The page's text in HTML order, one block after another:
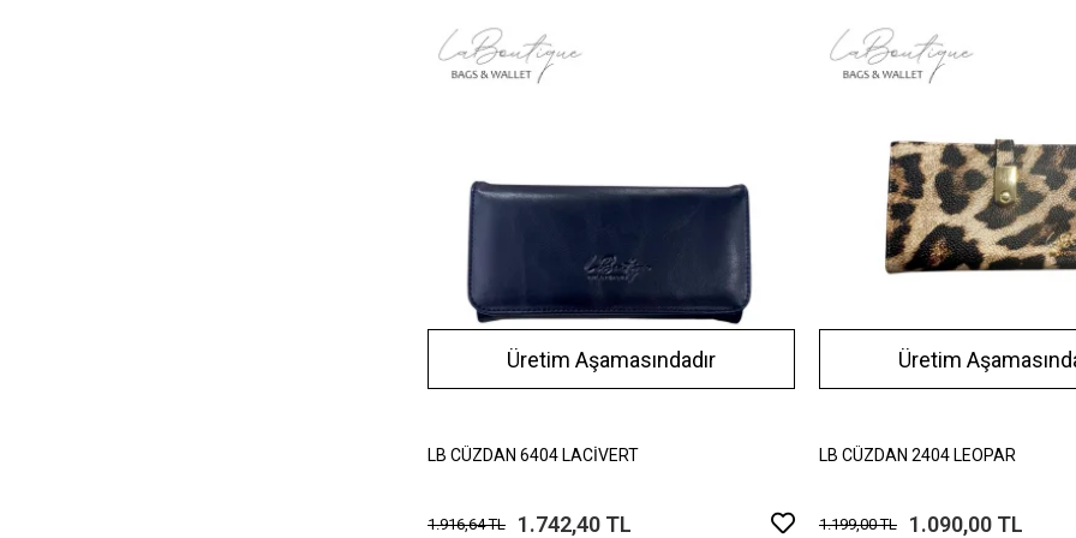
Üretim Aşamasındadır
LB CÜZDAN 6404 LACİVERT
1.916,64 TL 1.742,40 TL
Üretim
LB CÜZDAN 2404 LEOPAR
1.199,00 TL 1.090,00 TL